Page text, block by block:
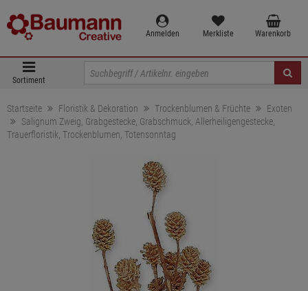
Anmelden Merkliste Warenkorb
Sortiment
Startseite Floristik & Dekoration Trockenblumen & Früchte
Exoten
Salignum Zweig, Grabgestecke, Grabschmuck, Allerheiligengestecke,
Trauerfloristik, Trockenblumen, Totensonntag